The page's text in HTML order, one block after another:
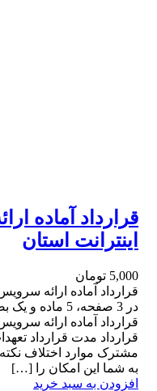
قرارداد آماده
اینترانت استان
5,000 تومان
قرارداد آماده ارائه
در 3 صفحه، 5
قرارداد آماده ارائه
قرارداد مدت قرارداد
به شما این امکان را […]
افزودن به سبد خرید